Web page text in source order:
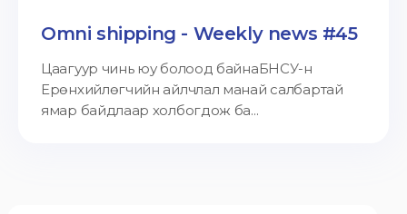
Omni shipping - Weekly news #45
Цаагуур чинь юу болоод байнаБНСУ-н
Ерөнхийлөгчийн айлчлал манай салбартай
ямар байдлаар холбогдож ба...